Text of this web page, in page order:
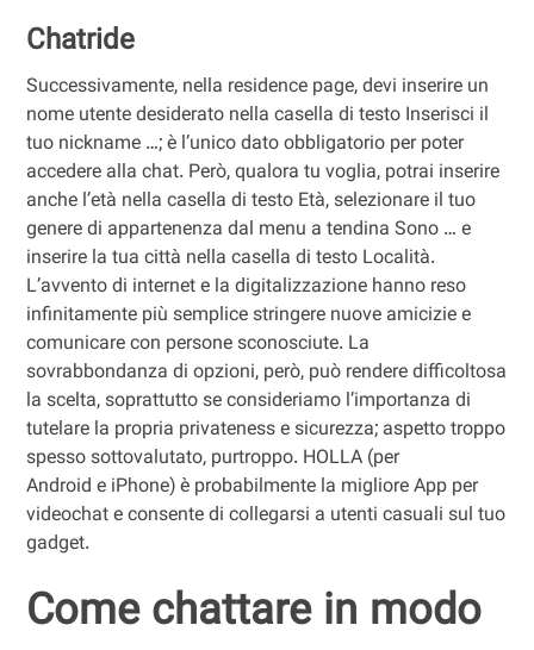
Chatride
Successivamente, nella residence page, devi inserire un
nome utente desiderato nella casella di testo Inserisci il
tuo nickname …; è l’unico dato obbligatorio per poter
accedere alla chat. Però, qualora tu voglia, potrai inserire
anche l’età nella casella di testo Età, selezionare il tuo
genere di appartenenza dal menu a tendina Sono … e
inserire la tua città nella casella di testo Località.
L’avvento di internet e la digitalizzazione hanno reso
infinitamente più semplice stringere nuove amicizie e
comunicare con persone sconosciute. La
sovrabbondanza di opzioni, però, può rendere difficoltosa
la scelta, soprattutto se consideriamo l’importanza di
tutelare la propria privateness e sicurezza; aspetto troppo
spesso sottovalutato, purtroppo. HOLLA (per
Android e iPhone) è probabilmente la migliore App per
videochat e consente di collegarsi a utenti casuali sul tuo
gadget.
Come chattare in modo